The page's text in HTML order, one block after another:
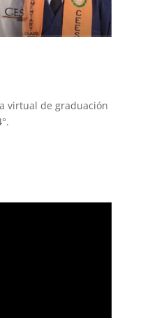
virtual de graduación